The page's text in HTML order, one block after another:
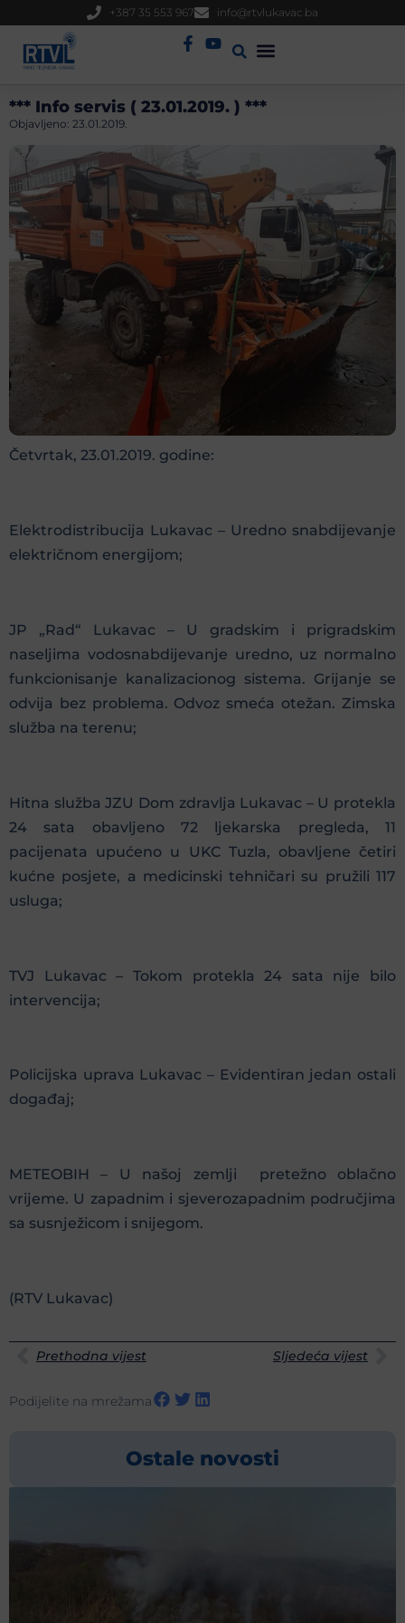
+387 35 553 967 info@rtvlukavac.ba
*** Info servis ( 23.01.2019. ) ***
Objavljeno: 23.01.2019.
Četvrtak, 23.01.2019. godine:
Elektrodistribucija Lukavac – Uredno snabdijevanje
električnom energijom;
JP „Rad“ Lukavac – U gradskim i prigradskim
naseljima vodosnabdijevanje uredno, uz normalno
funkcionisanje kanalizacionog sistema. Grijanje se
odvija bez problema. Odvoz smeća otežan. Zimska
služba na terenu;
Hitna služba JZU Dom zdravlja Lukavac – U protekla
24 sata obavljeno 72 ljekarska pregleda, 11
pacijenata upućeno u UKC Tuzla, obavljene četiri
kućne posjete, a medicinski tehničari su pružili 117
usluga;
TVJ Lukavac – Tokom protekla 24 sata nije bilo
intervencija;
Policijska uprava Lukavac – Evidentiran jedan ostali
događaj;
METEOBIH – U našoj zemlji pretežno oblačno
vrijeme. U zapadnim i sjeverozapadnim područjima
sa susnježicom i snijegom.
(RTV Lukavac)
Prethodna vijest Sljedeća vijest
Podijelite na mrežama
Ostale novosti